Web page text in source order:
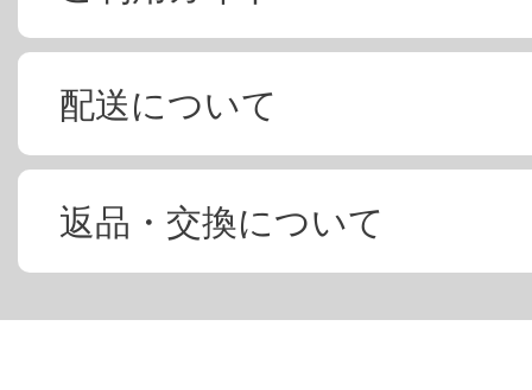
配送について
返品・交換について